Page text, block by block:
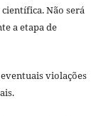
Não será
a etapa de
violações